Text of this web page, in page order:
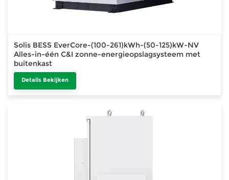
Solis BESS EverCore-(100-261)kWh-(50-125)kW-NV
Alles-in-één C&I zonne-energieopslagsysteem met
buitenkast
Details Bekijken